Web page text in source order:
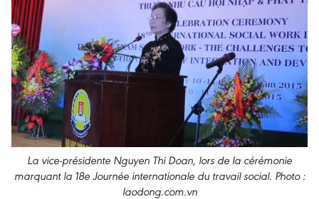
La vice-présidente Nguyen Thi Doan, lors de la cérémonie
marquant la 18e Journée internationale du travail social. Photo :
laodong.com.vn